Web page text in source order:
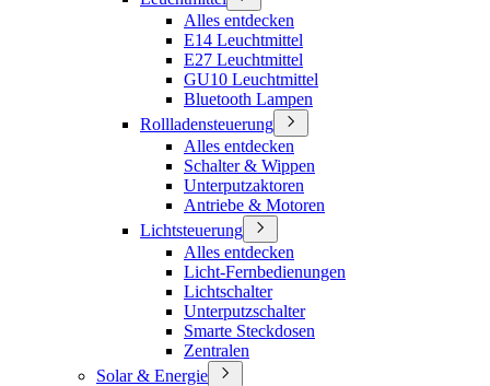
Alles entdecken
E14 Leuchtmittel
E27 Leuchtmittel
GU10 Leuchtmittel
Bluetooth Lampen
Rollladensteuerung
Alles entdecken
Schalter & Wippen
Unterputzaktoren
Antriebe & Motoren
Lichtsteuerung
Alles entdecken
Licht-Fernbedienungen
Lichtschalter
Unterputzschalter
Smarte Steckdosen
Zentralen
Solar & Energie